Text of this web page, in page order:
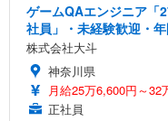
ゲームQAエンジニア「
社員」・未経験歓迎・
株式会社大斗
神奈川県
月給25万6,600円～32
正社員